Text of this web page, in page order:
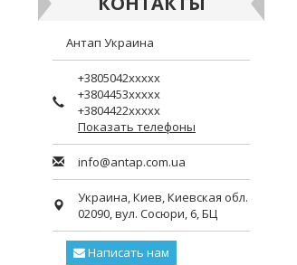
Антап Украина
+3805042xxxxx
+3804453xxxxx
+3804422xxxxx
Показать телефоны
info@antap.com.ua
Украина,Киев,Киевская обл.
02090, вул. Сосюри, 6, БЦ
Написать нам